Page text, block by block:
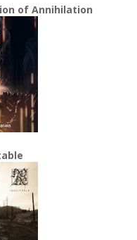
of Annihilation